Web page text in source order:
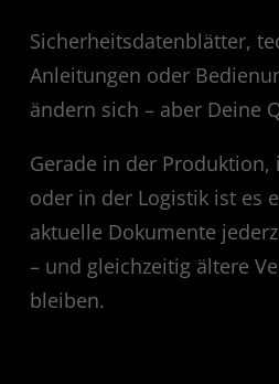
Sicherheitsdatenblätter,
Anleitungen oder
ändern sich – aber Deine
Gerade in der
oder in der Logistik ist es
aktuelle Dokumente
– und gleichzeitig ältere
bleiben.